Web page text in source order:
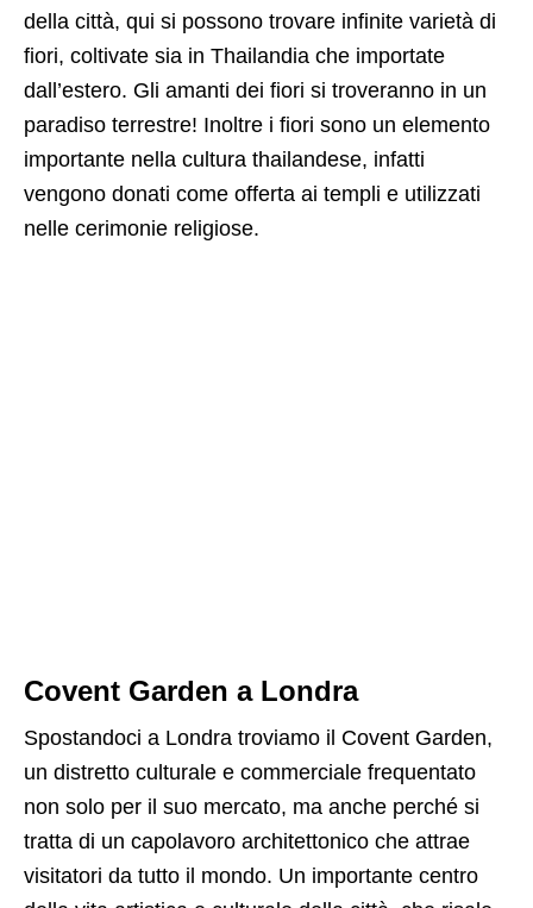
della città, qui si possono trovare infinite varietà di
fiori, coltivate sia in Thailandia che importate
dall’estero. Gli amanti dei fiori si troveranno in un
paradiso terrestre! Inoltre i fiori sono un elemento
importante nella cultura thailandese, infatti
vengono donati come offerta ai templi e utilizzati
nelle cerimonie religiose.
Covent Garden a Londra
Spostandoci a Londra troviamo il Covent Garden,
un distretto culturale e commerciale frequentato
non solo per il suo mercato, ma anche perché si
tratta di un capolavoro architettonico che attrae
visitatori da tutto il mondo. Un importante centro